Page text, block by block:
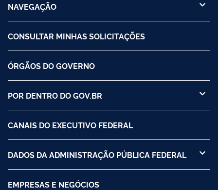
NAVEGAÇÃO
CONSULTAR MINHAS SOLICITAÇÕES
ÓRGÃOS DO GOVERNO
POR DENTRO DO GOV.BR
CANAIS DO EXECUTIVO FEDERAL
DADOS DA ADMINISTRAÇÃO PÚBLICA FEDERAL
EMPRESAS E NEGÓCIOS